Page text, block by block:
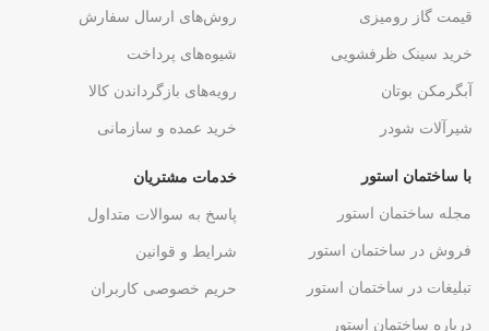
قیمت گاز رومیزی
خرید سینک ظرفشویی
آبگرمکن بوتان
شیرآلات شودر
روش‌های ارسال سفارش
شیوه‌های پرداخت
رویه‌های بازگرداندن کالا
خرید عمده و سازمانی
با ساختمان استور
مجله ساختمان استور
فروش در ساختمان استور
تبلیغات در ساختمان استور
درباره ساختمان استور
خدمات مشتریان
پاسخ به سوالات متداول
شرایط و قوانین
حریم خصوصی کاربران